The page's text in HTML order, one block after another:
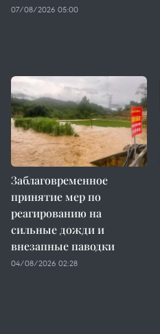
07/08/2026 05:00
Заблаговременное
принятие мер по
реагированию на
сильные дожди и
внезапные паводки
04/08/2026 02:28